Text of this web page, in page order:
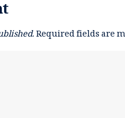
Required fields are